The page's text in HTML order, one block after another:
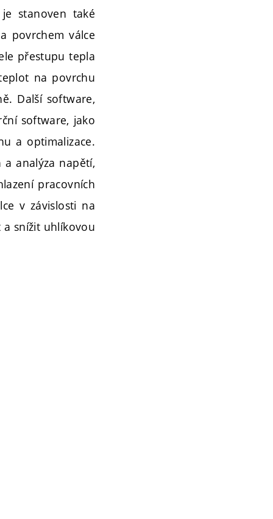
stanoven také
povrchem válce
přestupu tepla
na povrchu
Další software,
software, jako
a optimalizace.
a analýza napětí,
pracovních
v závislosti na
a snížit uhlíkovou